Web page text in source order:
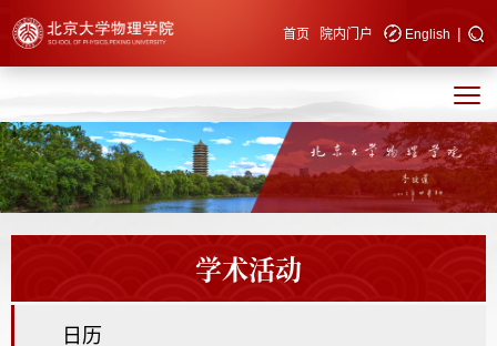
快速导航 首页 院内门户 English |
学术活动
日历